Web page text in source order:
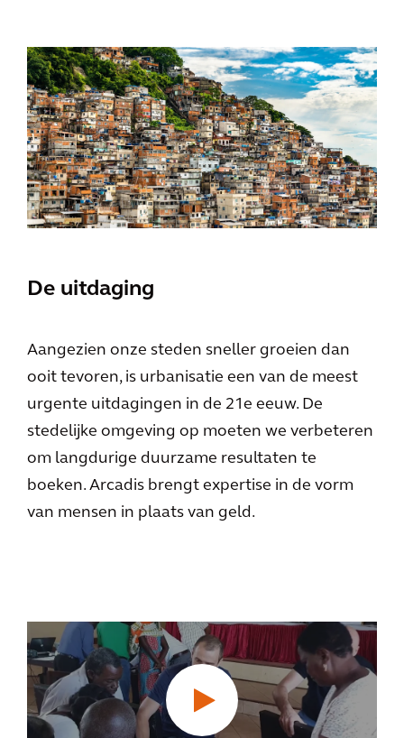
De uitdaging
Aangezien onze steden sneller groeien dan
ooit tevoren, is urbanisatie een van de meest
urgente uitdagingen in de 21e eeuw. De
stedelijke omgeving op moeten we verbeteren
om langdurige duurzame resultaten te
boeken. Arcadis brengt expertise in de vorm
van mensen in plaats van geld.